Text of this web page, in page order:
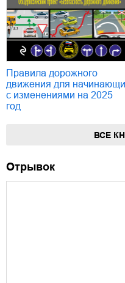
Правила дорожного
движения для
с изменениями на 2025
год
ВСЕ
Отрывок